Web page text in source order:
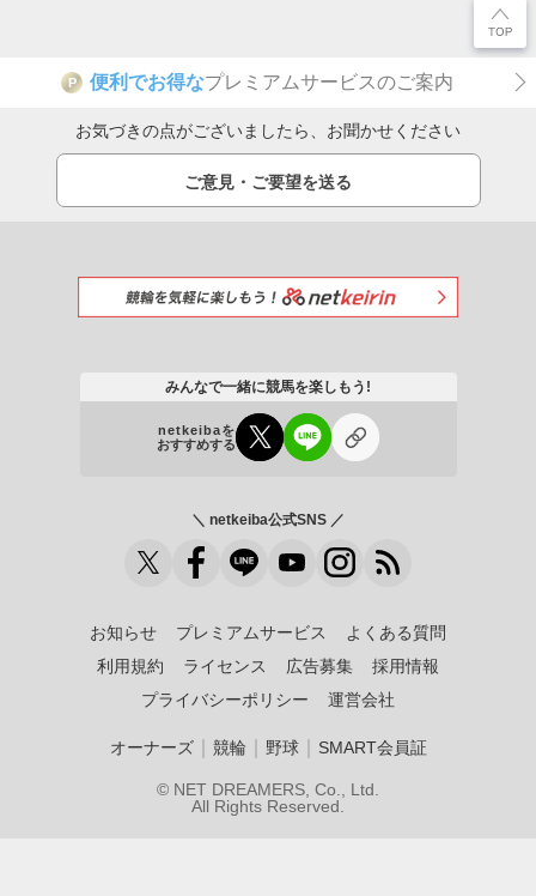
P 便利でお得なプレミアムサービスのご案内
お気づきの点がございましたら、お聞かせください
ご意見・ご要望を送る
みんなで一緒に競馬を楽しもう!
netkeibaを
おすすめする
＼ netkeiba公式SNS ／
お知らせ プレミアムサービス
よくある質問
利用規約
ライセンス 広告募集
採用情報
プライバシーポリシー
運営会社
オーナーズ｜ 競輪 野球｜ SMART会員証
© NET DREAMERS, Co., Ltd.
All Rights Reserved.